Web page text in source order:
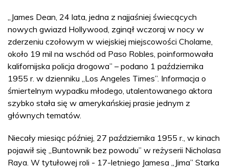
„James Dean, 24 lata, jedna z najjaśniej świecących
nowych gwiazd Hollywood, zginął wczoraj w nocy w
zderzeniu czołowym w wiejskiej miejscowości Cholame,
około 19 mil na wschód od Paso Robles, poinformowała
kalifornijska policja drogowa” – podano 1 października
1955 r. w dzienniku „Los Angeles Times”. Informacja o
śmiertelnym wypadku młodego, utalentowanego aktora
szybko stała się w amerykańskiej prasie jednym z
głównych tematów.
Niecały miesiąc później, 27 października 1955 r., w kinach
pojawił się „Buntownik bez powodu” w reżyserii Nicholasa
Raya. W tytułowej roli - 17-letniego Jamesa „Jima” Starka